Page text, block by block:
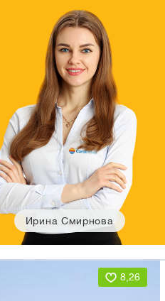
Ирина Смирнова
8,26